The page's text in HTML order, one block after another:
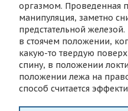
оргазмом. Проведенная
манипуляция, заметно
предстательной
в стоячем положении,
какую-то твердую
спину, в положении
положении лежа на
способ считается